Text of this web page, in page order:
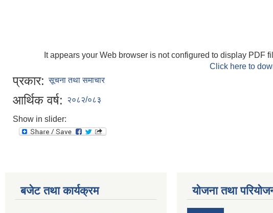
It appears your Web browser is not configured to display PDF
Click here to
प्रकार: सूचना तथा समाचार
आर्थिक वर्ष: २०८२/०८३
Show in slider:
बजेट तथा कार्यक्रम योजना तथा